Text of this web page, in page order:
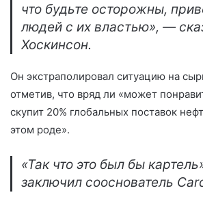
что будьте осторожны,
людей с их властью», —
Хоскинсон.
Он экстраполировал ситуацию на
отметив, что вряд ли «может
скупит 20% глобальных поставок
этом роде».
«Так что это был бы
заключил сооснователь